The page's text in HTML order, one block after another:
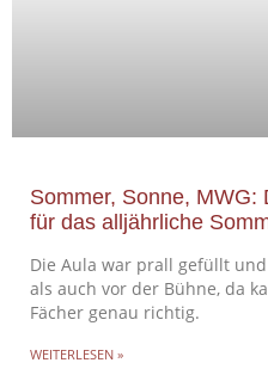
Sommer, Sonne, MWG:
für das alljährliche
Die Aula war prall gefüllt
als auch vor der Bühne, da
Fächer genau richtig.
WEITERLESEN »